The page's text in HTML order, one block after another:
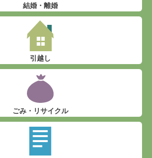
結婚・離婚
引越し
ごみ・リサイクル